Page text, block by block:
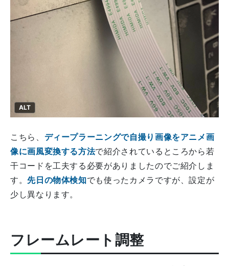
ALT
こちら、 ディープラーニングで自撮り画像をアニメ画
像に画風変換する方法で紹介されているところから若
干コードを工夫する必要がありましたのでご紹介しま
す。先日の物体検知でも使ったカメラですが、設定が
少し異なります。
フレームレート調整